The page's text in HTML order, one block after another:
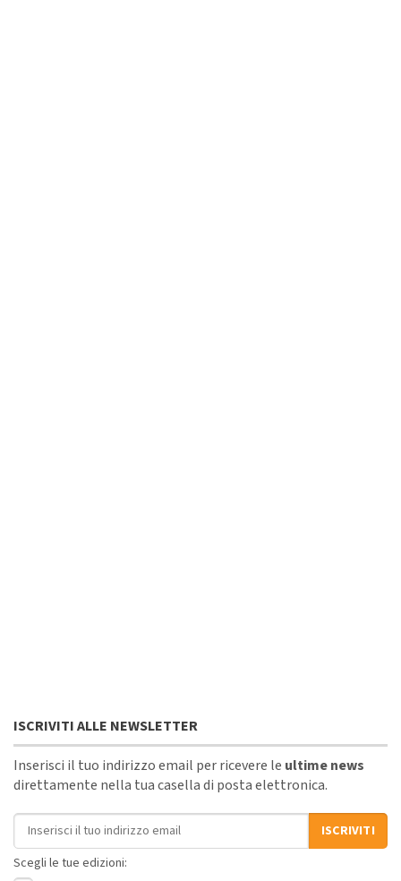
ISCRIVITI ALLE NEWSLETTER
Inserisci il tuo indirizzo email per ricevere le ultime news
direttamente nella tua casella di posta elettronica.
Indirizzo email
ISCRIVITI
Scegli le tue edizioni: